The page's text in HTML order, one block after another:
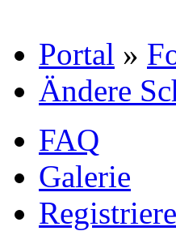
Portal »
Ändere
FAQ
Galerie